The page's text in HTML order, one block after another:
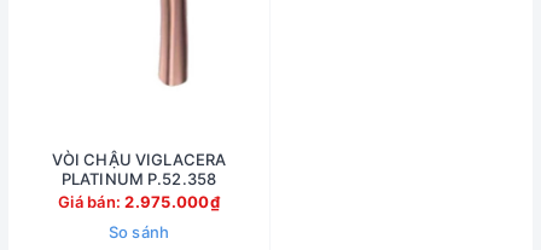
VÒI CHẬU VIGLACERA
PLATINUM P.52.358
Giá bán:2.975.000₫
So sánh